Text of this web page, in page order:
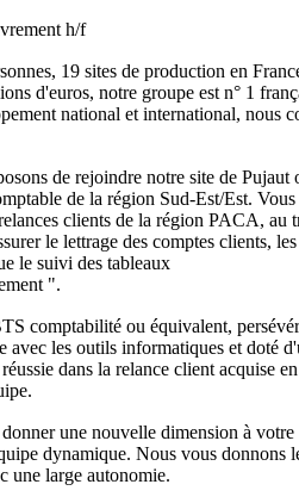
h/f
19 sites de production en
d'euros, notre groupe est n° 1
national et international, nous
de rejoindre notre site de Pujaut
de la région Sud-Est/Est. Vous
clients de la région PACA, au
le lettrage des comptes clients,
le suivi des tableaux
".
comptabilité ou équivalent,
avec les outils informatiques et doté
dans la relance client acquise
une nouvelle dimension à
dynamique. Nous vous donnons
une large autonomie.